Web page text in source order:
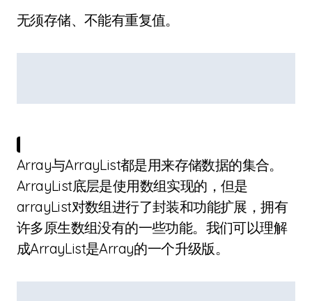
无须存储、不能有重复值。
Array与ArrayList都是用来存储数据的集合。
ArrayList底层是使用数组实现的，但是
arrayList对数组进行了封装和功能扩展，拥有
许多原生数组没有的一些功能。我们可以理解
成ArrayList是Array的一个升级版。